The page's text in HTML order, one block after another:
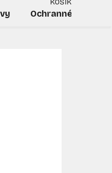
KOŠÍK
Ochranné